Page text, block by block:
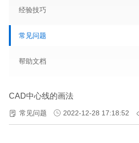
经验技巧
常见问题
帮助文档
CAD中心线的画法
常见问题 2022-12-28 17:18:52